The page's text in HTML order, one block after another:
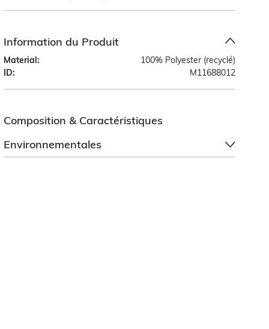
Information du Produit
Material:
100% Polyester (recyclé)
ID:
M11688012
Composition & Caractéristiques
Environnementales